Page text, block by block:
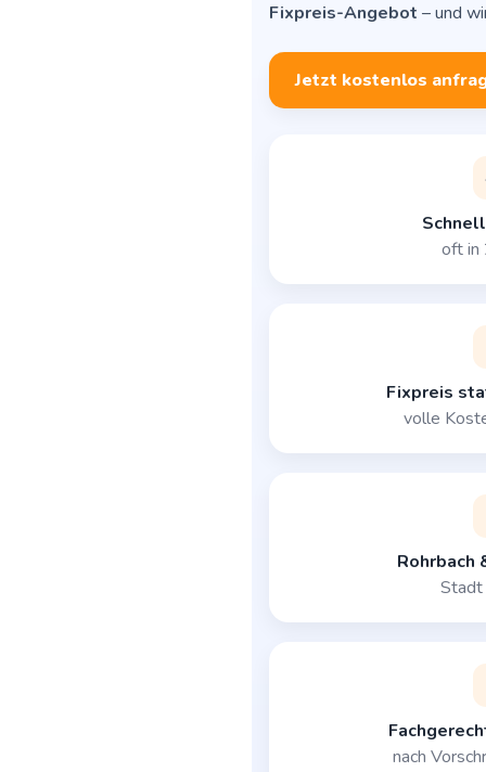
Fixpreis-Angebot – und
Jetzt kostenlos
oft in
Fixpreis
volle
Rohrbach
Stadt
nach